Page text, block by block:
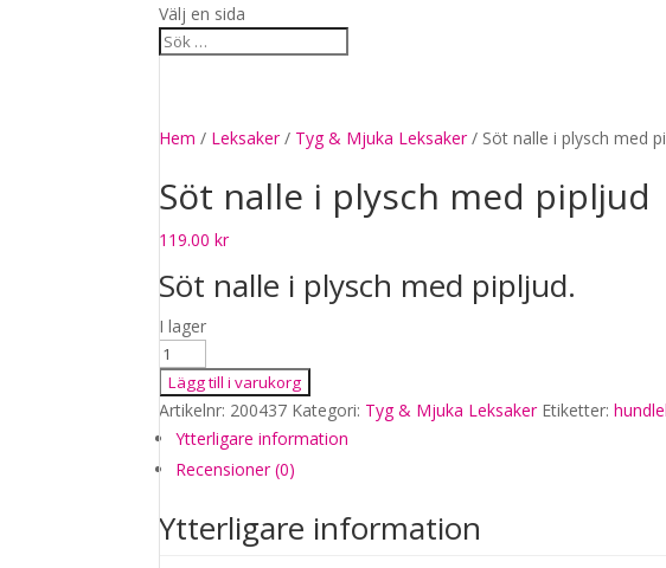
Välj en sida
Hem / Leksaker/ Tyg & Mjuka Leksaker/ Söt nalle i plysch med
Söt nalle i plysch med pipljud
119.00kr
Söt nalle i plysch med pipljud.
I lager
Söt
nalle
i
plysch
med
mängd
Lägg till i varukorg
Artikelnr: 200437 Kategori: Tyg & Mjuka Leksaker Etiketter:
Ytterligare information
Recensioner (0)
Ytterligare information